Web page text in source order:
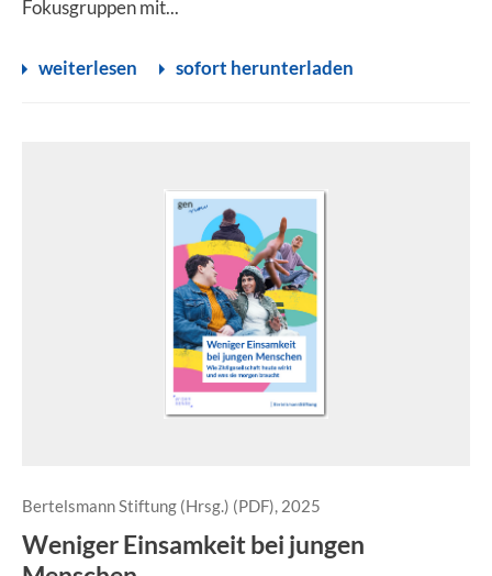
Fokusgruppen mit...
weiterlesen sofort herunterladen
Bertelsmann Stiftung (Hrsg.) (PDF), 2025
Weniger Einsamkeit bei jungen